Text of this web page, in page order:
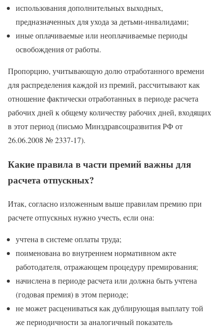
использования дополнительных выходных,
предназначенных для ухода за детьми-инвалидами;
иные оплачиваемые или неоплачиваемые периоды
освобождения от работы.
Пропорцию, учитывающую долю отработанного времени
для распределения каждой из премий, рассчитывают как
отношение фактически отработанных в периоде расчета
рабочих дней к общему количеству рабочих дней, входящих
в этот период (письмо Минздравсоцразвития РФ от
26.06.2008 № 2337-17).
Какие правила в части премий важны для
расчета отпускных?
Итак, согласно изложенным выше правилам премию при
расчете отпускных нужно учесть, если она:
учтена в системе оплаты труда;
поименована во внутреннем нормативном акте
работодателя, отражающем процедуру премирования;
начислена в периоде расчета или должна быть учтена
(годовая премия) в этом периоде;
не может расцениваться как дублирующая выплату той
же периодичности за аналогичный показатель